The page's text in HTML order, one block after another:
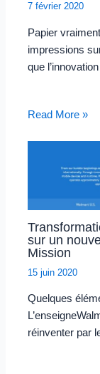
7 février 2020
Papier
impressions
que
Read More »
sur un
Mission
15 juin 2020
Quelques
réinventer par